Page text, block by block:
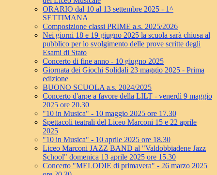
ORARIO dal 10 al 13 settembre 2025 - 1^
SETTIMANA
Composizione classi PRIME a.s. 2025/2026
Nei giorni 18 e 19 giugno 2025 la scuola sarà chiusa al
pubblico per lo svolgimento delle prove scritte degli
Esami di Stato
Concerto di fine anno - 10 giugno 2025
Giornata dei Giochi Solidali 23 maggio 2025 - Prima
edizione
BUONO SCUOLA a.s. 2024/2025
Concerto d'arpe a favore della LILT - venerdì 9 maggio
2025 ore 20.30
"10 in Musica" - 10 maggio 2025 ore 17.30
Spettacoli teatrali del Liceo Marconi 15 e 22 aprile
2025
"10 in Musica" - 10 aprile 2025 ore 18.30
Liceo Marconi JAZZ BAND al "Valdobbiadene Jazz
School" domenica 13 aprile 2025 ore 15.30
Concerto "MELODIE di primavera" - 26 marzo 2025